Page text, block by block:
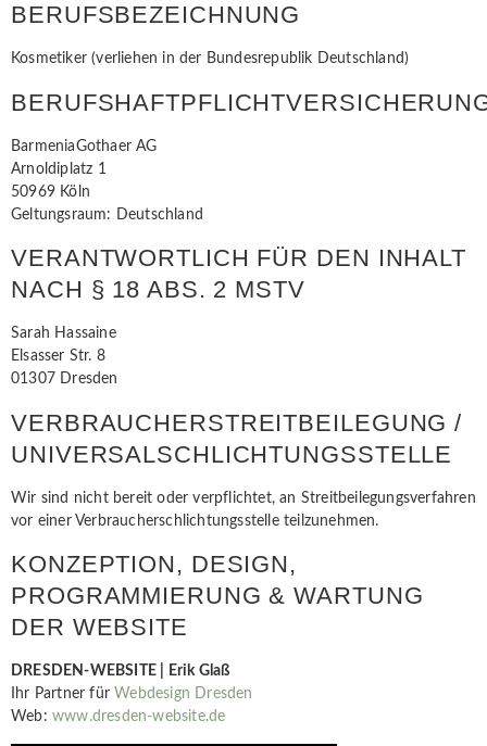
BERUFSBEZEICHNUNG
Kosmetiker (verliehen in der Bundesrepublik Deutschland)
BarmeniaGothaer AG
Arnoldiplatz 1
50969 Köln
Geltungsraum: Deutschland
VERANTWORTLICH FÜR DEN INHALT
NACH § 18 ABS. 2 MSTV
Sarah Hassaine
Elsasser Str. 8
01307 Dresden
VERBRAUCHER­STREIT­BEILEGUNG /
UNIVERSAL­SCHLICHTUNGS­STELLE
Wir sind nicht bereit oder verpflichtet, an Streitbeilegungsverfahren
vor einer Verbraucherschlichtungsstelle teilzunehmen.
KONZEPTION, DESIGN,
PROGRAMMIERUNG & WARTUNG
DER WEBSITE
DRESDEN-WEBSITE | Erik Glaß
Ihr Partner für Webdesign Dresden
Web: www.dresden-website.de